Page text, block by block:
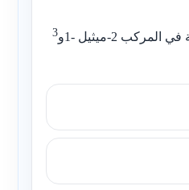
2-ميثيل -1و 3